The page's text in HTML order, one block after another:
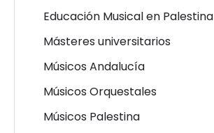
Educación Musical en Palestina
Másteres universitarios
Músicos Andalucía
Músicos Orquestales
Músicos Palestina